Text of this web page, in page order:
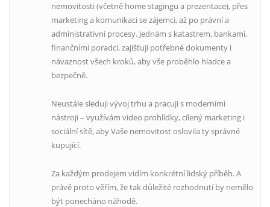
nemovitosti (včetně home stagingu a prezentace), přes
marketing a komunikaci se zájemci, až po právní a
administrativní procesy. Jednám s katastrem, bankami,
finančními poradci, zajišťuji potřebné dokumenty i
návaznost všech kroků, aby vše proběhlo hladce a
bezpečně.
Neustále sleduji vývoj trhu a pracuji s moderními
nástroji – využívám video prohlídky, cílený marketing i
sociální sítě, aby Vaše nemovitost oslovila ty správné
kupující.
Za každým prodejem vidím konkrétní lidský příběh. A
právě proto věřím, že tak důležité rozhodnutí by nemělo
být ponecháno náhodě.